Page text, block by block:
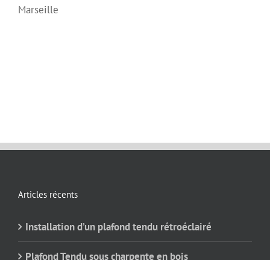
Marseille
Articles récents
Installation d’un plafond tendu rétroéclairé
Plafond Tendu sous charpente en bois